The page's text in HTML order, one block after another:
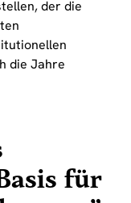
der die
die Jahre
für